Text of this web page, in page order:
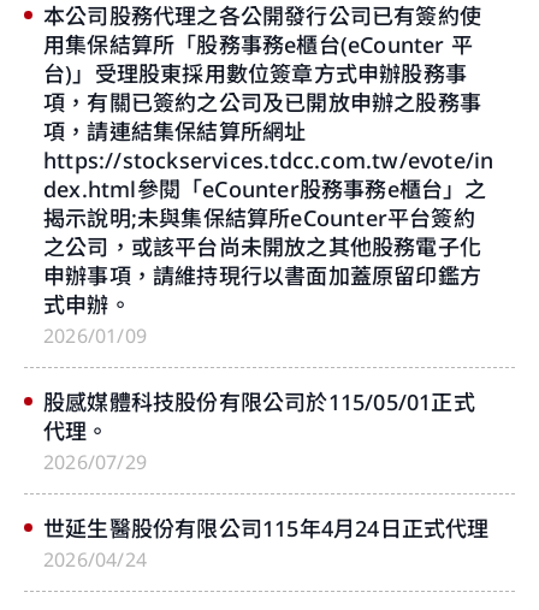
本公司股務代理之各公開發行公司已有簽約使
用集保結算所「股務事務e櫃台(eCounter 平
台)」受理股東採用數位簽章方式申辦股務事
項，有關已簽約之公司及已開放申辦之股務事
項，請連結集保結算所網址
https://stockservices.tdcc.com.tw/evote/in
dex.html參閱「eCounter股務事務e櫃台」之
揭示說明;未與集保結算所eCounter平台簽約
之公司，或該平台尚未開放之其他股務電子化
申辦事項，請維持現行以書面加蓋原留印鑑方
式申辦。
2026/01/09
股感媒體科技股份有限公司於115/05/01正式
代理。
2026/07/29
世延生醫股份有限公司115年4月24日正式代理
2026/04/24